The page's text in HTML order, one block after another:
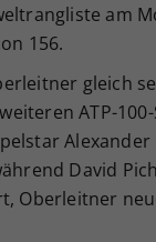
am
156.
gleich
ATP-
David
Oberleitner